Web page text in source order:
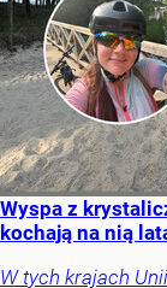
Wyspa z
kochają na nią
W tych krajach